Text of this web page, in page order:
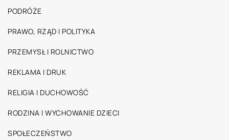
PODRÓŻE
PRAWO, RZĄD I POLITYKA
PRZEMYSŁ I ROLNICTWO
REKLAMA I DRUK
RELIGIA I DUCHOWOŚĆ
RODZINA I WYCHOWANIE DZIECI
SPOŁECZEŃSTWO